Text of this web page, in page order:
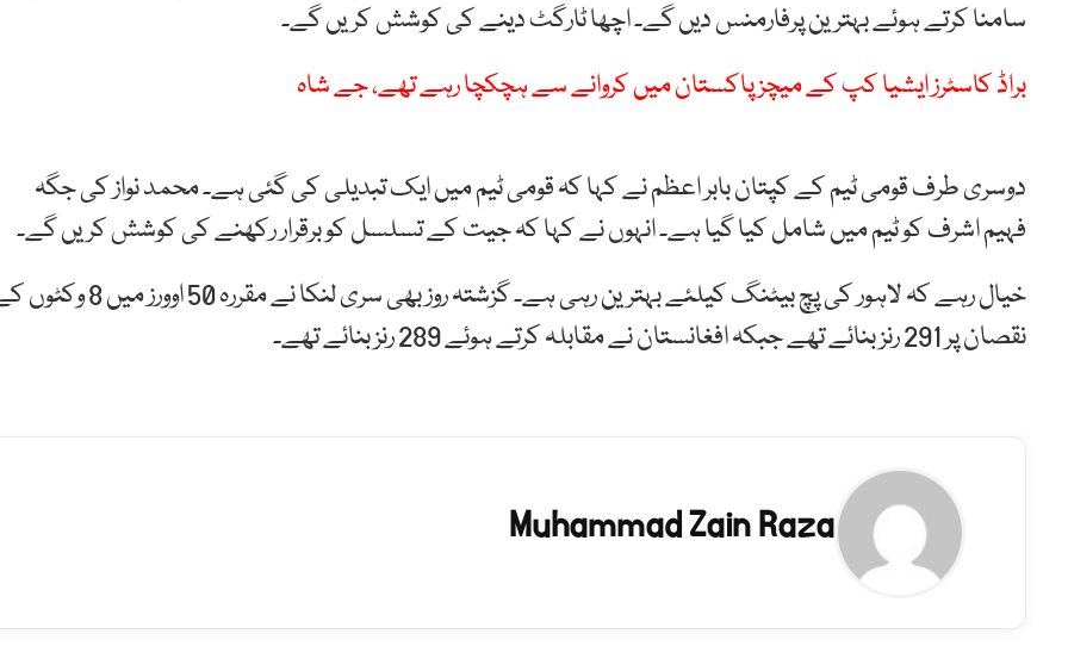
سامنا کرتے ہوئے بہترین پرفارمنس دیں گے۔ اچھا ٹارگٹ دینے کی کوشش کریں گے۔
براڈ کاسٹرز ایشیا کپ کے میچز پاکستان میں کروانے سے ہچکچا رہے تھے، جے شاہ
دوسری طرف قومی ٹیم کے کپتان بابر اعظم نے کہا کہ قومی ٹیم میں ایک تبدیلی کی گئی ہے۔ محمد نواز کی جگہ
فہیم اشرف کو ٹیم میں شامل کیا گیا ہے۔ انہوں نے کہا کہ جیت کے تسلسل کو برقرار رکھنے کی کوشش کریں گے۔
خیال رہے کہ لاہور کی پچ بیٹنگ کیلئے بہترین رہی ہے۔ گزشتہ روز بھی سری لنکا نے مقررہ 50
نقصان پر 291 رنز بنائے تھے جبکہ افغانستان نے مقابلہ کرتے ہوئے 289 رنز بنائے تھے۔
Muhammad Zain Raza